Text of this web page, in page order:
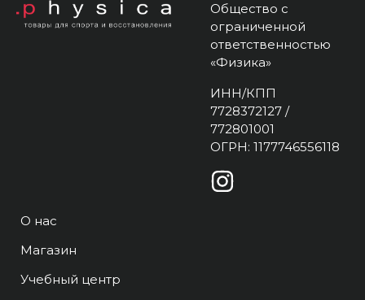
Общество с
ограниченной
ответственностью
«Физика»
ИНН/КПП
7728372127 /
772801001
ОГРН: 1177746556118
О нас
Магазин
Учебный центр